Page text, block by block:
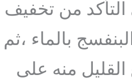
التأكد من تخفيف
بالماء ،ثم
منه على